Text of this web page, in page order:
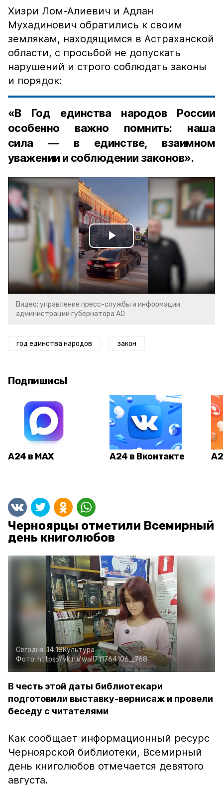
Хизри Лом-Алиевич и Адлан
Мухадинович обратились к своим
землякам, находящимся в Астраханской
области, с просьбой не допускать
нарушений и строго соблюдать законы
и порядок:
«В Год единства народов России
особенно важно помнить: наша
сила — в единстве, взаимном
уважении и соблюдении законов».
Play
Video
Видео: управление пресс-службы и информации
администрации губернатора АО
год единства народов закон
Подпишись!
А24 в MAX А24 в Вконтакте
Черноярцы отметили Всемирный
день книголюбов
Сегодня, 14:18Культура
Фото:https://vk.ru/wall711764106_768
В честь этой даты библиотекари
подготовили выставку-вернисаж и провели
беседу с читателями
Как сообщает информационный ресурс
Черноярской библиотеки, Всемирный
день книголюбов отмечается девятого
августа.